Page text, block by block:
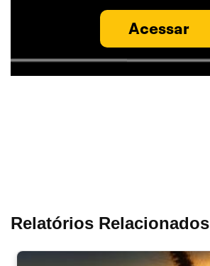
Acessar
Relatórios Relacionados